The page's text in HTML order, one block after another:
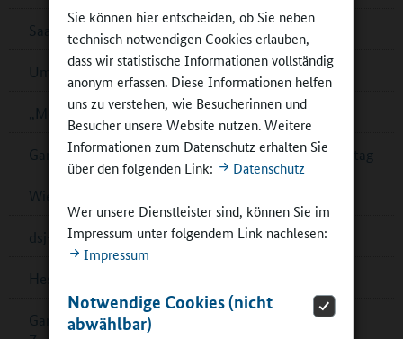
Sie können hier entscheiden, ob Sie neben
technisch notwendigen Cookies erlauben,
dass wir statistische Informationen vollständig
anonym erfassen. Diese Informationen helfen
uns zu verstehen, wie Besucherinnen und
Besucher unsere Website nutzen. Weitere
Informationen zum Datenschutz erhalten Sie
über den folgenden Link:
Datenschutz
Wer unsere Dienstleister sind, können Sie im
Impressum unter folgendem Link nachlesen:
Impressum
Notwendige Cookies (nicht
abwählbar)
Saarländischer Ernährungspreis – jetzt bewerben!
Umfrage zur Schulverpflegung in Cottbus
„Mein Bildungsraum“ in Ganztagsschulen
Ganztagsschulverband: Demokratiebildung im Ganztag
Wiener „Wasserschulen“
dsj-Bewegungskampagne MOVE wird fortgesetzt
Hessen: Musikalische Bildung in Ober-Ramstadt
Ganztagskongress zu multiprofessioneller